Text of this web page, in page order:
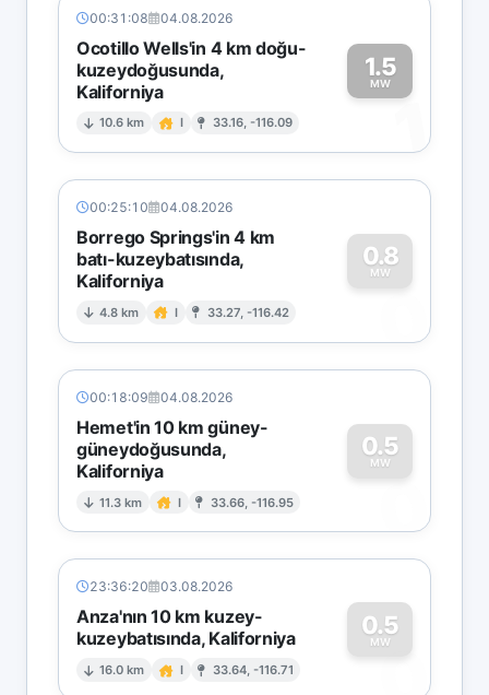
00:31:08 04.08.2026
Ocotillo Wells'in 4 km doğu-
kuzeydoğusunda,
Kaliforniya
10.6 km I 33.16, -116.09
1.5
MW
1
00:25:10 04.08.2026
Borrego Springs'in 4 km
batı-kuzeybatısında,
Kaliforniya
4.8 km I 33.27, -116.42
0.8
MW
0
00:18:09 04.08.2026
Hemet'in 10 km güney-
güneydoğusunda,
Kaliforniya
11.3 km I 33.66, -116.95
0.5
MW
0
23:36:20 03.08.2026
Anza'nın 10 km kuzey-
kuzeybatısında, Kaliforniya
16.0 km I 33.64, -116.71
0.5
MW